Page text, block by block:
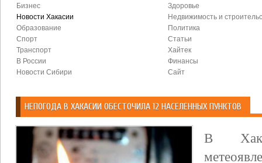
Бизнес
Здоровье
Новости Хакасии
Недвижимость и
Образование
Политика
Спорт
Статьи
Транспорт
Хайтек
В России
Финансы
Новости Сибири
Сайт
НЕПОГОДА В ХАКАСИИ ОБЕСТОЧИЛА 12 НАСЕЛЕННЫХ ПУНКТОВ
В